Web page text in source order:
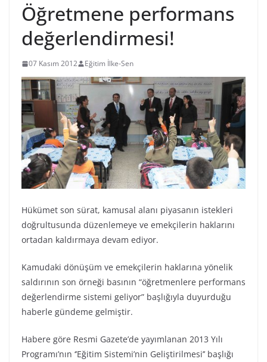
Öğretmene performans
değerlendirmesi!
07 Kasım 2012 Eğitim İlke-Sen
Hükümet son sürat, kamusal alanı piyasanın istekleri
doğrultusunda düzenlemeye ve emekçilerin haklarını
ortadan kaldırmaya devam ediyor.
Kamudaki dönüşüm ve emekçilerin haklarına yönelik
saldırının son örneği basının “öğretmenlere performans
değerlendirme sistemi geliyor” başlığıyla duyurduğu
haberle gündeme gelmiştir.
Habere göre Resmi Gazete’de yayımlanan 2013 Yılı
Programı’nın ‘’Eğitim Sistemi’nin Geliştirilmesi’’ başlığı